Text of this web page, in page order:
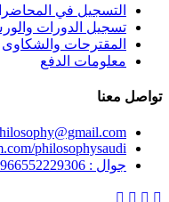
التسجيل في
تسجيل الدورات
المقترحات والشكاوى
معلومات الدفع
تواصل معنا
philosophysaudi/
جوال : 966552229306+